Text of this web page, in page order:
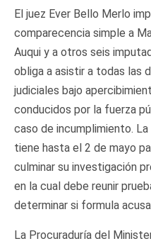
El juez Ever Bello Merlo
comparecencia simple a
Auqui y a otros seis
obliga a asistir a todas las
judiciales bajo
conducidos por la fuerza
caso de incumplimiento. La
tiene hasta el 2 de mayo
culminar su investigación
en la cual debe reunir
determinar si formula
La Procuraduría del